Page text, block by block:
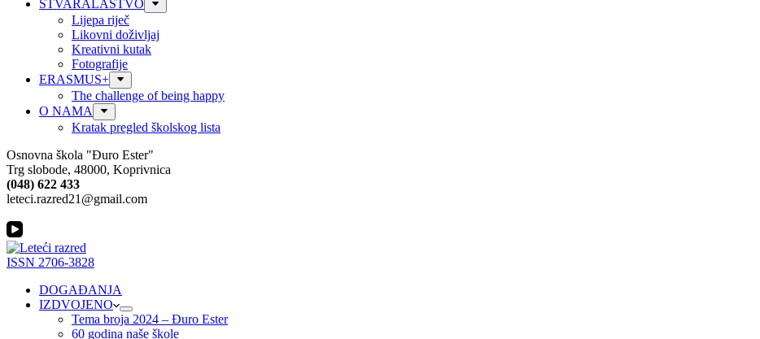
STVARALAŠTVO
Lijepa riječ
Likovni doživljaj
Kreativni kutak
Fotografije
ERASMUS+
The challenge of being happy
O NAMA
Kratak pregled školskog lista
Osnovna škola "Đuro Ester"
Trg slobode, 48000, Koprivnica
(048) 622 433
leteci.razred21@gmail.com
ISSN 2706-3828
DOGAĐANJA
IZDVOJENO
Tema broja 2024 – Đuro Ester
60 godina naše škole